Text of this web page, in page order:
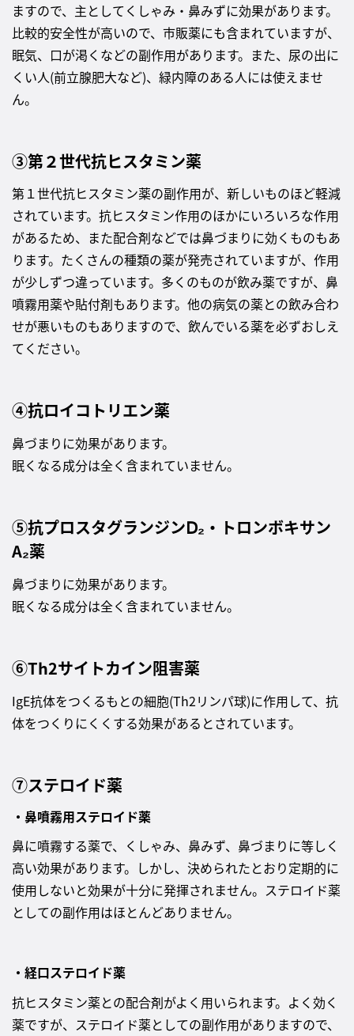
ますので、主としてくしゃみ・鼻みずに効果があります。
比較的安全性が高いので、市販薬にも含まれていますが、
眠気、口が渇くなどの副作用があります。また、尿の出に
くい人(前立腺肥大など)、緑内障のある人には使えませ
ん。
③第２世代抗ヒスタミン薬
第１世代抗ヒスタミン薬の副作用が、新しいものほど軽減
されています。抗ヒスタミン作用のほかにいろいろな作用
があるため、また配合剤などでは鼻づまりに効くものもあ
ります。たくさんの種類の薬が発売されていますが、作用
が少しずつ違っています。多くのものが飲み薬ですが、鼻
噴霧用薬や貼付剤もあります。他の病気の薬との飲み合わ
せが悪いものもありますので、飲んでいる薬を必ずおしえ
てください。
④抗ロイコトリエン薬
鼻づまりに効果があります。
眠くなる成分は全く含まれていません。
⑤抗プロスタグランジンⅮ₂・トロンボキサン
A₂薬
鼻づまりに効果があります。
眠くなる成分は全く含まれていません。
⑥Th2サイトカイン阻害薬
IgE抗体をつくるもとの細胞(Th2リンパ球)に作用して、抗
体をつくりにくくする効果があるとされています。
⑦ステロイド薬
・鼻噴霧用ステロイド薬
鼻に噴霧する薬で、くしゃみ、鼻みず、鼻づまりに等しく
高い効果があります。しかし、決められたとおり定期的に
使用しないと効果が十分に発揮されません。ステロイド薬
としての副作用はほとんどありません。
・経口ステロイド薬
抗ヒスタミン薬との配合剤がよく用いられます。よく効く
薬ですが、ステロイド薬としての副作用がありますので、